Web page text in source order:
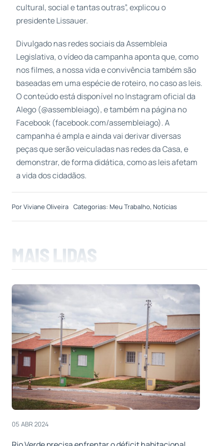
cultural, social e tantas outras”, explicou o
presidente Lissauer.
Divulgado nas redes sociais da Assembleia
Legislativa, o vídeo da campanha aponta que, como
nos filmes, a nossa vida e convivência também são
baseadas em uma espécie de roteiro, no caso as leis.
O conteúdo está disponível no Instagram oficial da
Alego (@assembleiago), e também na página no
Facebook (facebook.com/assembleiago). A
campanha é ampla e ainda vai derivar diversas
peças que serão veiculadas nas redes da Casa, e
demonstrar, de forma didática, como as leis afetam
a vida dos cidadãos.
PorViviane Oliveira Categorias: Meu Trabalho, Notícias
MAIS LIDAS
05 ABR 2024